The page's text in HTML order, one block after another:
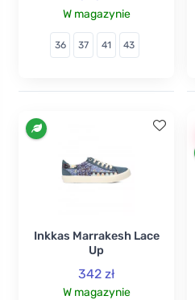
W magazynie
36 37 41 43
Inkkas Marrakesh Lace
Up
342 zł
W magazynie